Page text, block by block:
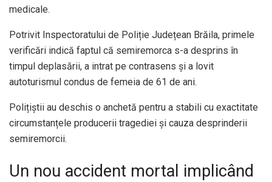
medicale.
Potrivit Inspectoratului de Poliție Județean Brăila, primele
verificări indică faptul că semiremorca s-a desprins în
timpul deplasării, a intrat pe contrasens și a lovit
autoturismul condus de femeia de 61 de ani.
Polițiștii au deschis o anchetă pentru a stabili cu exactitate
circumstanțele producerii tragediei și cauza desprinderii
semiremorcii.
Un nou accident mortal implicând